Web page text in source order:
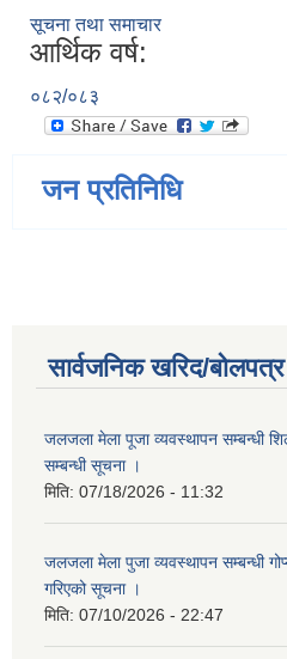
सूचना तथा समाचार
आर्थिक वर्ष:
०८२/०८३
जन प्रतिनिधि
सार्वजनिक खरिद/
जलजला मेला पूजा व्यवस्थापन सम्बन्धी
सम्बन्धी सूचना ।
मिति: 07/18/2026 - 11:32
जलजला मेला पुजा व्यवस्थापन सम्बन्धी
गरिएको सूचना ।
मिति: 07/10/2026 - 22:47